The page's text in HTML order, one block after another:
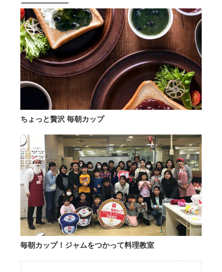
ちょっと贅沢 毎朝カップ
毎朝カップ！ジャムをつかって料理教室